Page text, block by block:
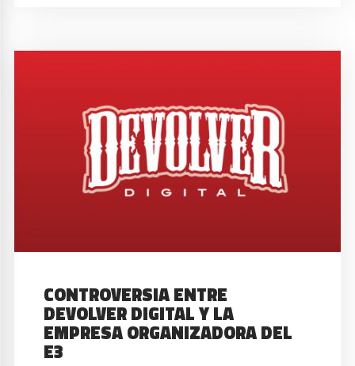
CONTROVERSIA ENTRE
DEVOLVER DIGITAL Y LA
EMPRESA ORGANIZADORA DEL
E3